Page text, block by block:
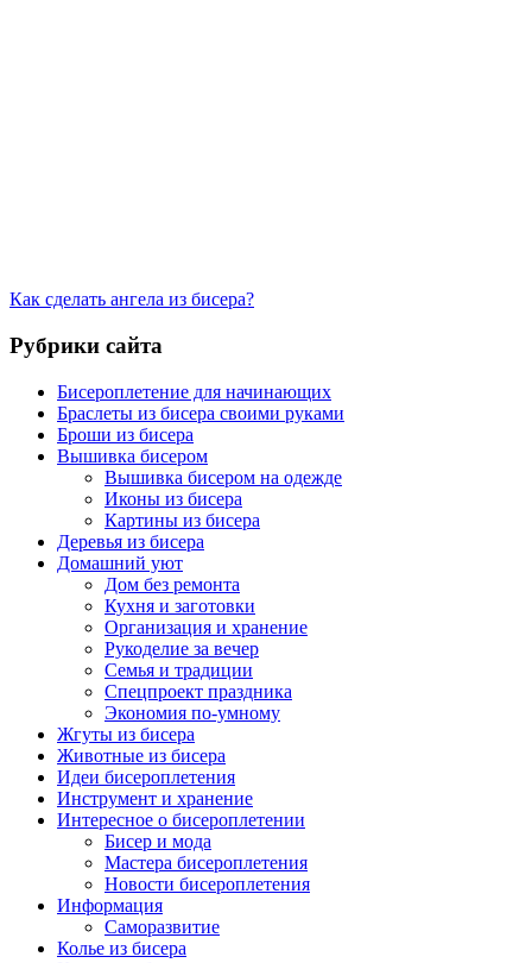
Как сделать ангела из бисера?
Рубрики сайта
Бисероплетение для начинающих
Браслеты из бисера своими руками
Броши из бисера
Вышивка бисером
Вышивка бисером на одежде
Иконы из бисера
Картины из бисера
Деревья из бисера
Домашний уют
Дом без ремонта
Кухня и заготовки
Организация и хранение
Рукоделие за вечер
Семья и традиции
Спецпроект праздника
Экономия по-умному
Жгуты из бисера
Животные из бисера
Идеи бисероплетения
Инструмент и хранение
Интересное о бисероплетении
Бисер и мода
Мастера бисероплетения
Новости бисероплетения
Информация
Саморазвитие
Колье из бисера